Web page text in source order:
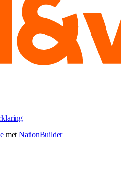
metNationBuilder